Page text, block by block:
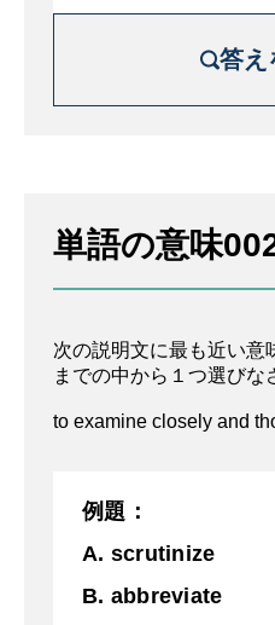
答え
と
A. 識別する
B. ヴィア
C.停滞する
E.悪化する
単語の意味
次の説明文に最も近い意
までの中から１つ選びな
to examine closely and
例題：
A. scrutinize
B. abbreviate